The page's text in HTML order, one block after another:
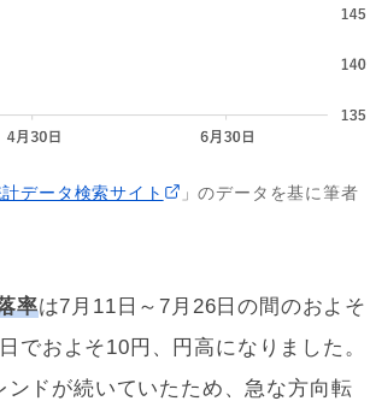
データ検索サイト
」のデータを基に筆者
率は7月11日～7月26日の間のおよそ
でおよそ10円、円高になりました。
ドが続いていたため、急な方向転